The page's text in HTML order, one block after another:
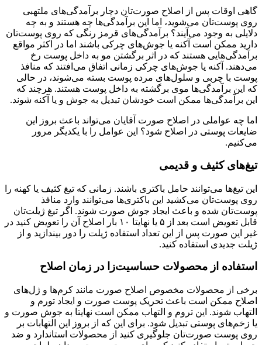
گاهی اوقات پس از اصلاح صورت‌تان دچار برآمدگی‌های ملتهبی
روی پوست‌تان می‌شوید، اما این برآمدگی‌ها چه هستند و به چه
دلایلی به وجود می‌آیند؟ برآمدگی‌های قرمز رنگی که روی پوست‌تان
دارید ممکن است آکنه یا جوش‌های چرکی باشند اما در اکثر مواقع
برآمدگی‌هایی هستند که در اثر برگشتن مو به داخل پوست رخ
می‌دهند. آکنه یا جوش‌های چرکی زمانی اتفاق می‌افتند که منافذ
پوست با چربی و سلول‌های مرده پوست بسته می‌شوند، در حالی
که این برآمدگی‌ها موی برگشته به داخل پوست هستند. هرچند که
این برآمدگی‌ها ممکن است خودشان تبدیل به جوش و یا آکنه شوند.
اما چه عواملی در اصلاح صورت آقایان می‌تواند باعث بروز این
ضایعات پوستی در اصلاح شود؟ این عوامل را با یکدیگر مرور
می‌کنیم.
تیغ‌های کثیف و قدیمی
این تیغ‌ها می‌توانند حامل باکتری باشند. زمانی که تیغ کثیف یا کهنه را
روی پوست‌تان می‌کشید این باکتری‌ها می‌توانند وارد منافذ
پوست‌تان شده و باعث ایجاد جوش صورت شوند. اگر تیغ ژیلت‌تان
قابل تعویض است بعد از ۵ یا نهایتا ۱۰ بار اصلاح آن را تعویض کنید در
غیر این صورت پس از این تعداد استفاده ژیلت را دور بیندازید و از
ژیلت جدیدی استفاده کنید.
استفاده از محصولات حساسیت‌زا در زمان اصلاح
برخی از محصولات مخصوص اصلاح صورت مانند کرم‌ها و ژل‌های
اصلاح ممکن است باعث تحریک پوست صورت و ایجاد تورم و
التهاب شوند. این تروم و التهاب ممکن است نهایتا به جوش صورت و
یا زخم‌های پوستی تبدیل شود. برای این که از بروز این التهابات بر
روی پوست صورت‌تان جلوگیری کنید از محصولات استاندارد و ضد